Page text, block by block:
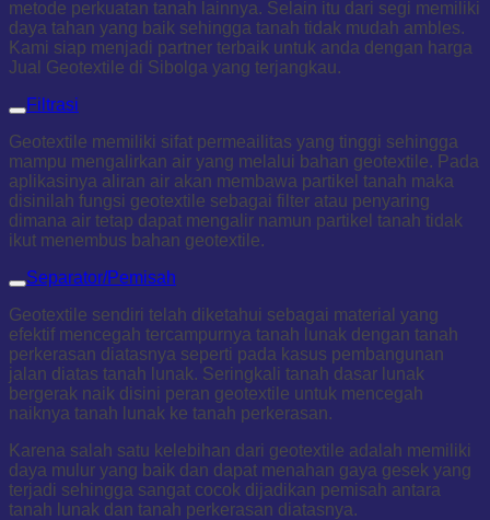
metode perkuatan tanah lainnya. Selain itu dari segi memiliki
daya tahan yang baik sehingga tanah tidak mudah ambles.
Kami siap menjadi partner terbaik untuk anda dengan harga
Jual Geotextile di Sibolga yang terjangkau.
Filtrasi
Geotextile memiliki sifat permeailitas yang tinggi sehingga
mampu mengalirkan air yang melalui bahan geotextile. Pada
aplikasinya aliran air akan membawa partikel tanah maka
disinilah fungsi geotextile sebagai filter atau penyaring
dimana air tetap dapat mengalir namun partikel tanah tidak
ikut menembus bahan geotextile.
Separator/Pemisah
Geotextile sendiri telah diketahui sebagai material yang
efektif mencegah tercampurnya tanah lunak dengan tanah
perkerasan diatasnya seperti pada kasus pembangunan
jalan diatas tanah lunak. Seringkali tanah dasar lunak
bergerak naik disini peran geotextile untuk mencegah
naiknya tanah lunak ke tanah perkerasan.
Karena salah satu kelebihan dari geotextile adalah memiliki
daya mulur yang baik dan dapat menahan gaya gesek yang
terjadi sehingga sangat cocok dijadikan pemisah antara
tanah lunak dan tanah perkerasan diatasnya.